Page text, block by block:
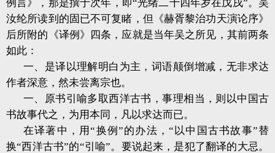
例言》，那是撰于次年，即“光绪二十四年岁在戊戌”。吴
汝纶所读到的固已不可复睹，但《赫胥黎治功天演论序》
后所附的《译例》四条，应就是当年吴之所见，其前两条
如此：
一、是译以理解明白为主，词语颠倒增减，无非求达
作者深意，然未尝离宗也。
一、原书引喻多取西洋古书，事理相当，则以中国古
书故事代之，为用本同，凡以求达而已。
在译著中，用“换例”的办法，“以中国古书故事”替
换“西洋古书”的“引喻”。要说起来，是犯了翻译的大忌。